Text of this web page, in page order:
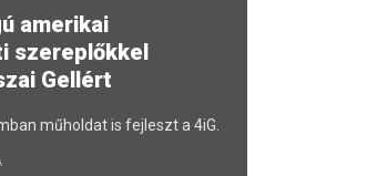
amerikai
szereplőkkel
Gellért
műholdat is fejleszt a 4iG.